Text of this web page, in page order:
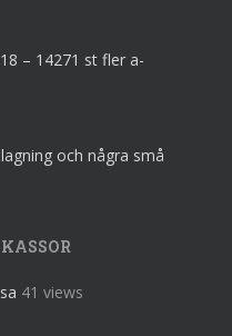
– 14271 st fler a-
och några små
41 views